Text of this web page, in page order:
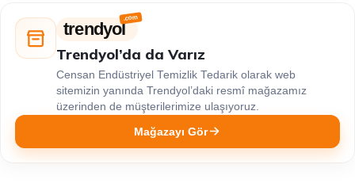
trendyol
Trendyol’da da Varız
Censan Endüstriyel Temizlik Tedarik olarak web
sitemizin yanında Trendyol’daki resmî mağazamız
üzerinden de müşterilerimize ulaşıyoruz.
Mağazayı Gör